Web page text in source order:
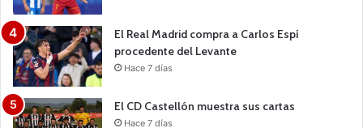
El Real Madrid compra a Carlos Espí
procedente del Levante
Hace 7 días
El CD Castellón muestra sus cartas
Hace 7 días